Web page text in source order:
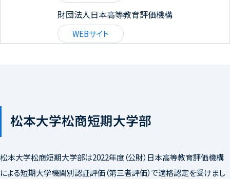
財団法人日本高等教育評価機構
WEBサイト
松本大学松商短期大学部
松本大学松商短期大学部は2022年度（公財）日本高等教育評価機構
による短期大学機関別認証評価（第三者評価）で適格認定を受けまし